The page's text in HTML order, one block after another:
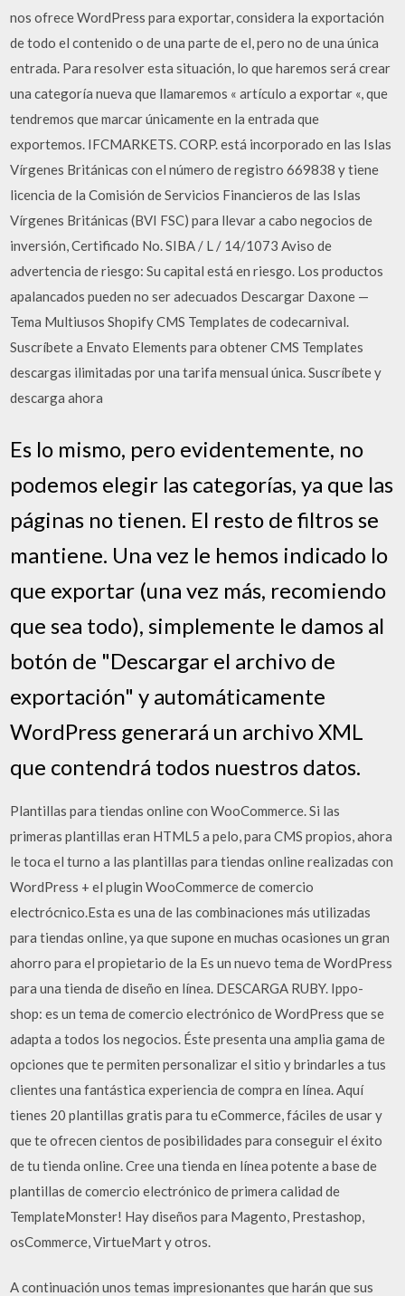
nos ofrece WordPress para exportar, considera la exportación
de todo el contenido o de una parte de el, pero no de una única
entrada. Para resolver esta situación, lo que haremos será crear
una categoría nueva que llamaremos « artículo a exportar «, que
tendremos que marcar únicamente en la entrada que
exportemos. IFCMARKETS. CORP. está incorporado en las Islas
Vírgenes Británicas con el número de registro 669838 y tiene
licencia de la Comisión de Servicios Financieros de las Islas
Vírgenes Británicas (BVI FSC) para llevar a cabo negocios de
inversión, Certificado No. SIBA / L / 14/1073 Aviso de
advertencia de riesgo: Su capital está en riesgo. Los productos
apalancados pueden no ser adecuados Descargar Daxone —
Tema Multiusos Shopify CMS Templates de codecarnival.
Suscríbete a Envato Elements para obtener CMS Templates
descargas ilimitadas por una tarifa mensual única. Suscríbete y
descarga ahora
Es lo mismo, pero evidentemente, no
podemos elegir las categorías, ya que las
páginas no tienen. El resto de filtros se
mantiene. Una vez le hemos indicado lo
que exportar (una vez más, recomiendo
que sea todo), simplemente le damos al
botón de "Descargar el archivo de
exportación" y automáticamente
WordPress generará un archivo XML
que contendrá todos nuestros datos.
Plantillas para tiendas online con WooCommerce. Si las
primeras plantillas eran HTML5 a pelo, para CMS propios, ahora
le toca el turno a las plantillas para tiendas online realizadas con
WordPress + el plugin WooCommerce de comercio
electrócnico.Esta es una de las combinaciones más utilizadas
para tiendas online, ya que supone en muchas ocasiones un gran
ahorro para el propietario de la Es un nuevo tema de WordPress
para una tienda de diseño en línea. DESCARGA RUBY. Ippo-
shop: es un tema de comercio electrónico de WordPress que se
adapta a todos los negocios. Éste presenta una amplia gama de
opciones que te permiten personalizar el sitio y brindarles a tus
clientes una fantástica experiencia de compra en línea. Aquí
tienes 20 plantillas gratis para tu eCommerce, fáciles de usar y
que te ofrecen cientos de posibilidades para conseguir el éxito
de tu tienda online. Cree una tienda en línea potente a base de
plantillas de comercio electrónico de primera calidad de
TemplateMonster! Hay diseños para Magento, Prestashop,
osCommerce, VirtueMart y otros.
A continuación unos temas impresionantes que harán que sus